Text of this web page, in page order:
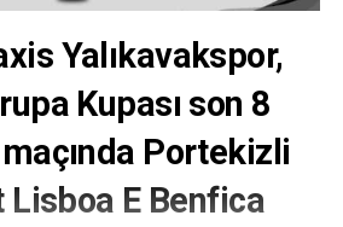
Yalıkavakspor,
Kupası son 8
Portekizli
E Benfica